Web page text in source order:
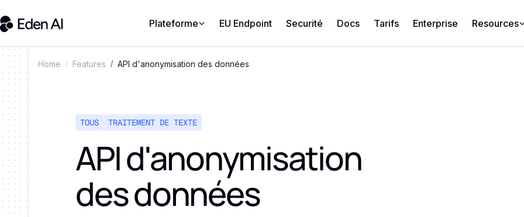
Plateforme EU Endpoint Securité Docs Tarifs Enterprise Resources
Home Features API d'anonymisation des données
TOUS TRAITEMENT DE TEXTE
API d'anonymisation
des données